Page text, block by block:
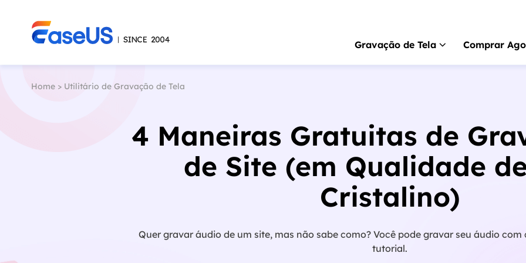
Gravação de Tela
RecExpertspara
Gravador de tela
Gravador de tela
Gravar tela online
ScreenShot
Comprar
Home > Utilitário de Gravação de Tela
4 Maneiras Gratuitas de
de Site (em Qualidade
Cristalino)
Quer gravar áudio de um site, mas não sabe como? Você pode gravar seu áudio com
tutorial.